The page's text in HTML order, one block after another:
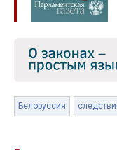
Белоруссия